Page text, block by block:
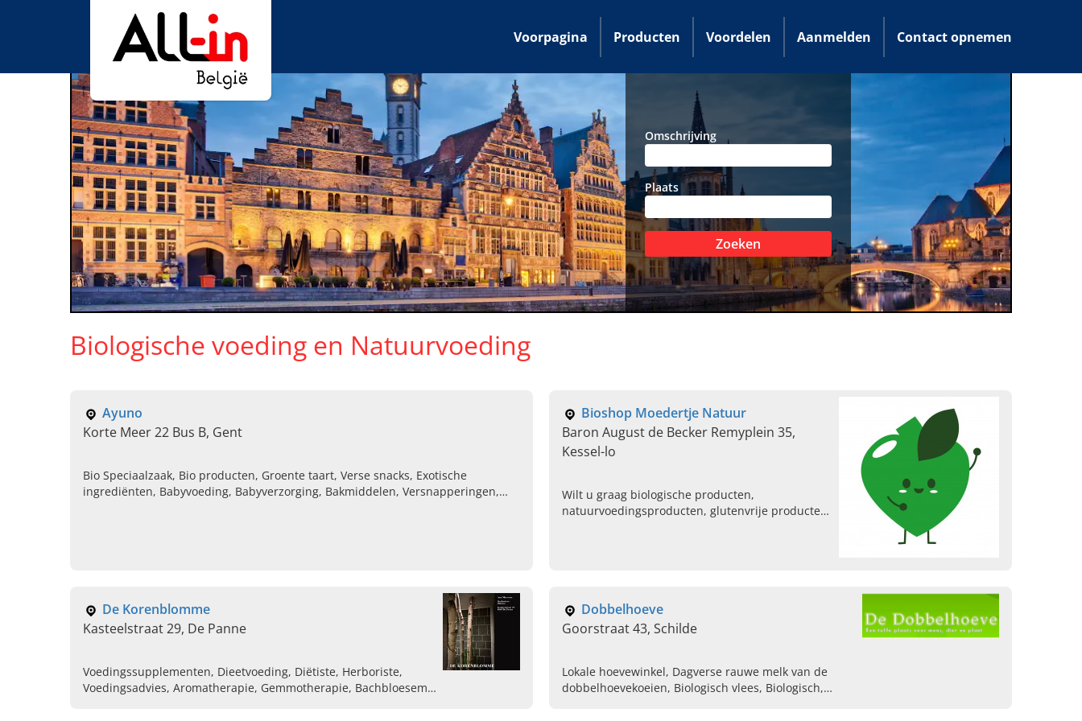
Voorpagina Producten Voordelen Aanmelden Contact opnemen
Omschrijving
Plaats
Zoeken
Biologische voeding en Natuurvoeding
Ayuno
Korte Meer 22 Bus B, Gent
Bio Speciaalzaak, Bio producten, Groente taart, Verse snacks, Exotische
ingrediënten, Babyvoeding, Babyverzorging, Bakmiddelen, Versnapperingen,
Bioshop Moedertje Natuur
Baron August de Becker Remyplein 35,
Kessel-lo
Wilt u graag biologische producten,
natuurvoedingsproducten, glutenvrije producten
De Korenblomme
Kasteelstraat 29, De Panne
Voedingssupplementen, Dieetvoeding, Diëtiste, Herboriste,
Voedingsadvies, Aromatherapie, Gemmotherapie, Bachbloesems,
Dobbelhoeve
Goorstraat 43, Schilde
Lokale hoevewinkel, Dagverse rauwe melk van de
dobbelhoevekoeien, Biologisch vlees, Biologisch,